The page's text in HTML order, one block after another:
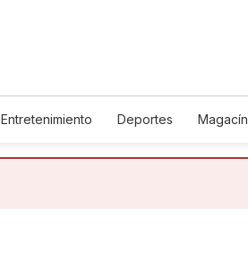
Entretenimiento Deportes Magacín